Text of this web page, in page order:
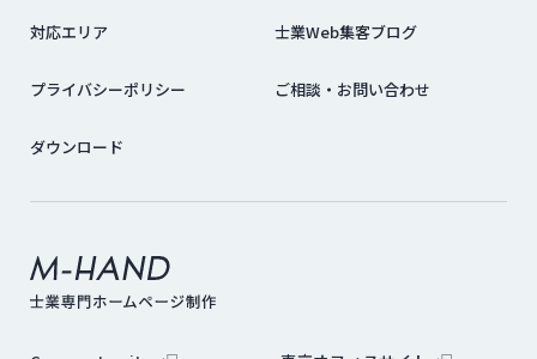
対応エリア 士業Web集客ブログ
プライバシーポリシー ご相談・お問い合わせ
ダウンロード